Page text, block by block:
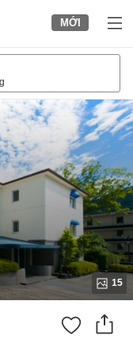
MỚI
15